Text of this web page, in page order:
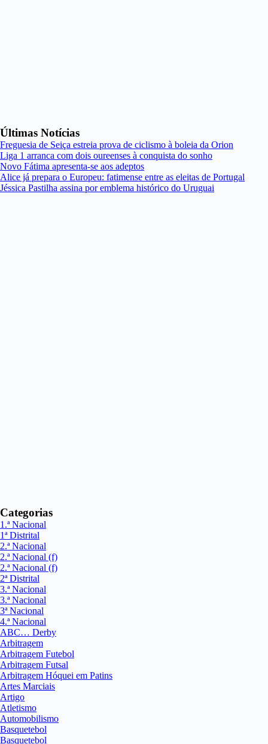
Últimas Notícias
Freguesia de Seiça estreia prova de ciclismo à boleia da Orion
Liga 1 arranca com dois oureenses à conquista do sonho
Novo Fátima apresenta-se aos adeptos
Alice já prepara o Europeu: fatimense entre as eleitas de Portugal
Jéssica Pastilha assina por emblema histórico do Uruguai
Categorias
1.ª Nacional
1ª Distrital
2.ª Nacional
2.ª Nacional (f)
2.ª Nacional (f)
2ª Distrital
3.ª Nacional
3.ª Nacional
3ª Nacional
4.ª Nacional
ABC… Derby
Arbitragem
Arbitragem Futebol
Arbitragem Futsal
Arbitragem Hóquei em Patins
Artes Marciais
Artigo
Atletismo
Automobilismo
Basquetebol
Basquetebol